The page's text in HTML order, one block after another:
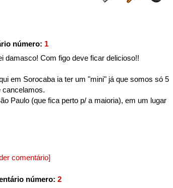
número: 1
damasco! Com figo deve ficar delicioso!!
em Sorocaba ia ter um "mini" já que somos só 5
cancelamos.
Paulo (que fica perto p/ a maioria), em um lugar
comentário]
número: 2